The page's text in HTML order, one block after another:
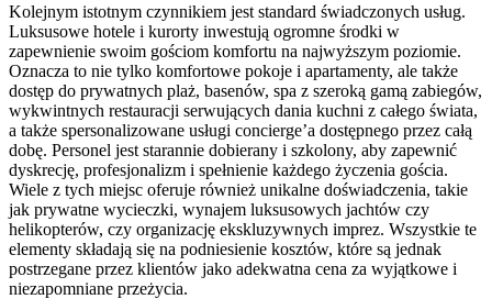
Kolejnym istotnym czynnikiem jest standard świadczonych usług.
Luksusowe hotele i kurorty inwestują ogromne środki w
zapewnienie swoim gościom komfortu na najwyższym poziomie.
Oznacza to nie tylko komfortowe pokoje i apartamenty, ale także
dostęp do prywatnych plaż, basenów, spa z szeroką gamą zabiegów,
wykwintnych restauracji serwujących dania kuchni z całego świata,
a także spersonalizowane usługi concierge’a dostępnego przez całą
dobę. Personel jest starannie dobierany i szkolony, aby zapewnić
dyskrecję, profesjonalizm i spełnienie każdego życzenia gościa.
Wiele z tych miejsc oferuje również unikalne doświadczenia, takie
jak prywatne wycieczki, wynajem luksusowych jachtów czy
helikopterów, czy organizację ekskluzywnych imprez. Wszystkie te
elementy składają się na podniesienie kosztów, które są jednak
postrzegane przez klientów jako adekwatna cena za wyjątkowe i
niezapomniane przeżycia.